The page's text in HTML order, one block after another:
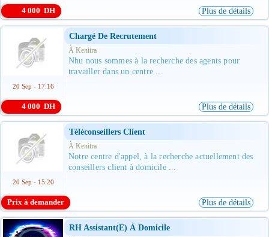
4 000 DH Plus de détails
20 Sep - 17:16
Chargé De Recrutement
À Kenitra
Nhu nous sommes à la recherche des agents pour
travailler dans un centre ...
4 000 DH Plus de détails
20 Sep - 15:20
Téléconseillers Client
À Kenitra
Notre centre d'appel, à la recherche actuellement des
conseillers client à domicile ...
Prix à demander Plus de détails
RH Assistant(e) À Domicile